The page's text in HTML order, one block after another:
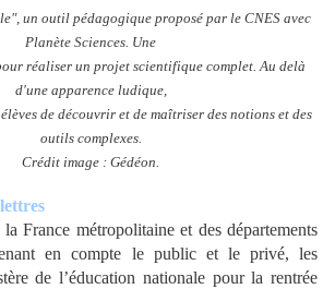
un outil pédagogique proposé par le CNES avec
Planète Sciences. Une
réaliser un projet scientifique complet. Au delà
d'une apparence ludique,
de découvrir et de maîtriser des notions et des
outils complexes.
Crédit image : Gédéon.
France métropolitaine et des départements
en compte le public et le privé, les
de l’éducation nationale pour la rentrée